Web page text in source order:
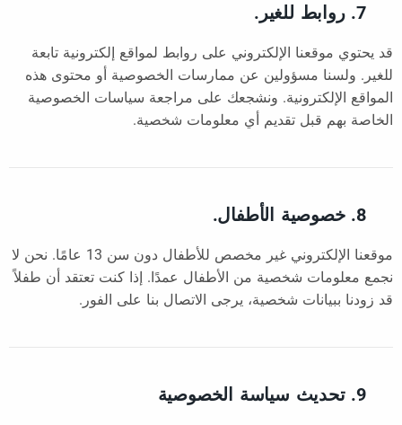
7. روابط للغير.
قد يحتوي موقعنا الإلكتروني على روابط لمواقع إلكترونية تابعة
للغير. ولسنا مسؤولين عن ممارسات الخصوصية أو محتوى هذه
المواقع الإلكترونية. ونشجعك على مراجعة سياسات الخصوصية
الخاصة بهم قبل تقديم أي معلومات شخصية.
8. خصوصية الأطفال.
موقعنا الإلكتروني غير مخصص للأطفال دون سن 13 عامًا. نحن لا
نجمع معلومات شخصية من الأطفال عمدًا. إذا كنت تعتقد أن طفلاً
قد زودنا ببيانات شخصية، يرجى الاتصال بنا على الفور.
9. تحديث سياسة الخصوصية